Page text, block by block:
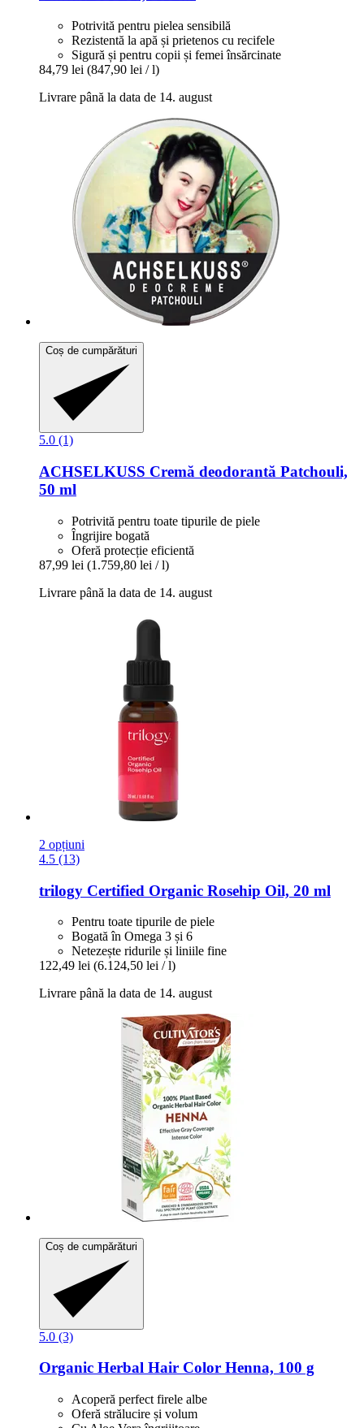
Potrivită pentru pielea sensibilă
Rezistentă la apă și prietenos cu recifele
Sigură și pentru copii și femei însărcinate
84,79 lei (847,90 lei / l)
Livrare până la data de 14. august
Coș de cumpărături
5.0 (1)
ACHSELKUSS Cremă deodorantă Patchouli,
50 ml
Potrivită pentru toate tipurile de piele
Îngrijire bogată
Oferă protecție eficientă
87,99 lei (1.759,80 lei / l)
Livrare până la data de 14. august
2 opțiuni
4.5 (13)
trilogy Certified Organic Rosehip Oil, 20 ml
Pentru toate tipurile de piele
Bogată în Omega 3 și 6
Netezește ridurile și liniile fine
122,49 lei (6.124,50 lei / l)
Livrare până la data de 14. august
Coș de cumpărături
5.0 (3)
Organic Herbal Hair Color Henna, 100 g
Acoperă perfect firele albe
Oferă strălucire și volum